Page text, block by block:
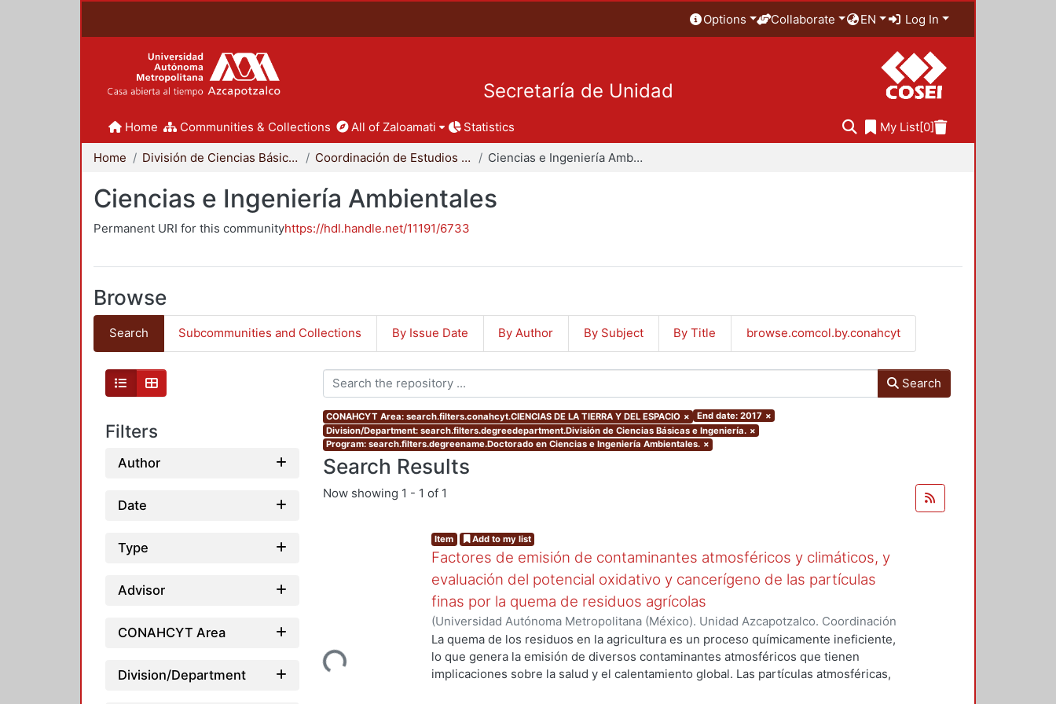
Options Collaborate EN Log In
Secretaría de Unidad
Home Communities & Collections All of Zaloamati Statistics My List[0]
Home División de Ciencias Básicas e Ingeniería Coordinación de Estudios de Posgrado - CBI Ciencias e Ingeniería Ambientales
Ciencias e Ingeniería Ambientales
Permanent URI for this communityhttps://hdl.handle.net/11191/6733
Browse
Search Subcommunities and Collections By Issue Date By Author By Subject By Title browse.comcol.by.conahcyt
Filters
Author
Date
Type
Advisor
CONAHCYT Area
Division/Department
Search
CONAHCYT Area: search.filters.conahcyt.CIENCIAS DE LA TIERRA Y DEL ESPACIO × End date: 2017 ×
Division/Department: search.filters.degreedepartment.División de Ciencias Básicas e Ingeniería. ×
Program: search.filters.degreename.Doctorado en Ciencias e Ingeniería Ambientales. ×
Search Results
Now showing 1 - 1 of 1
Loading...
Item Add to my list
Factores de emisión de contaminantes atmosféricos y climáticos, y
evaluación del potencial oxidativo y cancerígeno de las partículas
finas por la quema de residuos agrícolas
(Universidad Autónoma Metropolitana (México). Unidad Azcapotzalco. Coordinación
de Servicios de Información.,2017)SANTIAGO DE LA ROSA, NAXIELI
La quema de los residuos en la agricultura es un proceso químicamente ineficiente,
lo que genera la emisión de diversos contaminantes atmosféricos que tienen
implicaciones sobre la salud y el calentamiento global. Las partículas atmosféricas,